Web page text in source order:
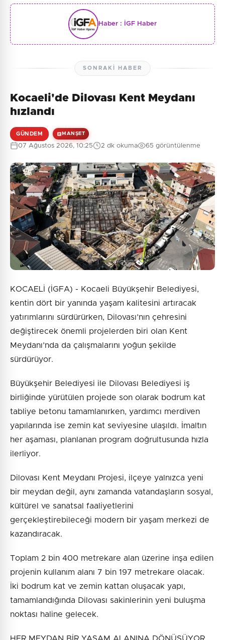
Haber : İGF Haber
SONRAKI HABER
Kocaeli'de Dilovası Kent Meydanı
hızlandı
GÜNDEM MANŞET
07 Ağustos 2026, 10:25 2 dk okuma 65 görüntülenme
KOCAELİ (İGFA) - Kocaeli Büyükşehir Belediyesi,
kentin dört bir yanında yaşam kalitesini artıracak
yatırımlarını sürdürürken, Dilovası’nın çehresini
değiştirecek önemli projelerden biri olan Kent
Meydanı’nda da çalışmalarını yoğun şekilde
sürdürüyor.
Büyükşehir Belediyesi ile Dilovası Belediyesi iş
birliğinde yürütülen projede son olarak bodrum kat
tabliye betonu tamamlanırken, yardımcı merdiven
yapılarında ise zemin kat seviyesine ulaşıldı. İmaltın
her aşaması, planlanan program doğrultusunda hızla
ilerliyor.
Dilovası Kent Meydanı Projesi, ilçeye yalnızca yeni
bir meydan değil, aynı zamanda vatandaşların sosyal,
kültürel ve sanatsal faaliyetlerini
gerçekleştirebileceği modern bir yaşam merkezi de
kazandıracak.
Toplam 2 bin 400 metrekare alan üzerine inşa edilen
projenin kullanım alanı 7 bin 197 metrekare olacak.
İki bodrum kat ve zemin kattan oluşacak yapı,
tamamlandığında Dilovası sakinlerinin yeni buluşma
noktası haline gelecek.